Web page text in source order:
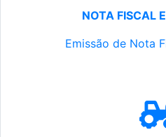
NOTA FISCAL
Emissão de Nota